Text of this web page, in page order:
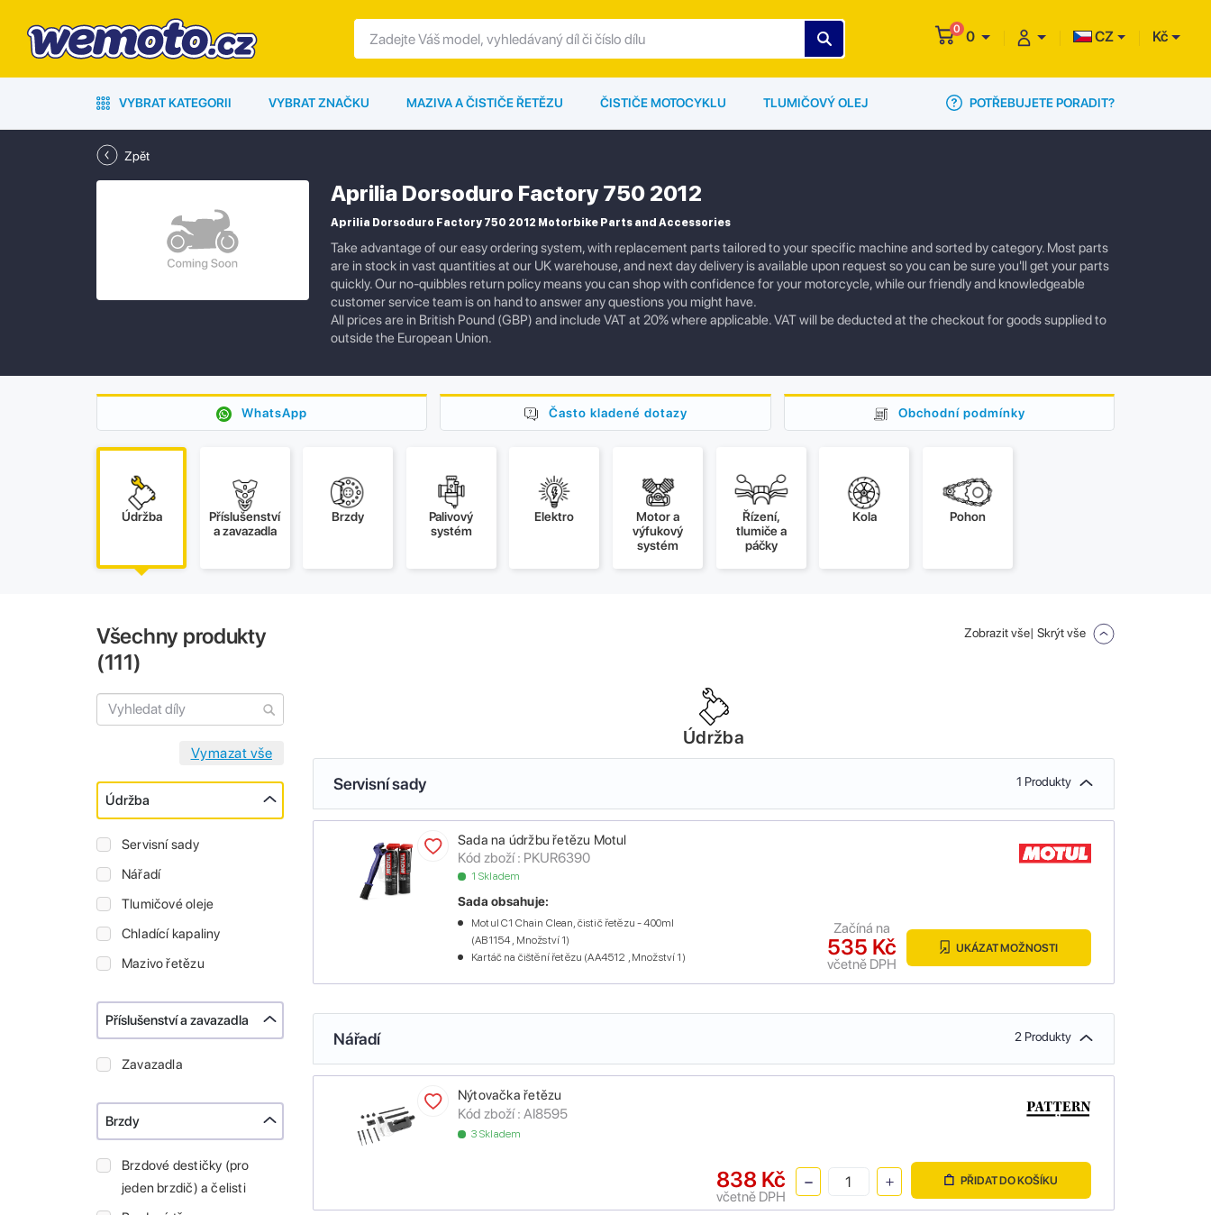
0 0 CZ Kč
VYBRAT KATEGORII VYBRAT ZNAČKU MAZIVA A ČISTIČE ŘETĚZU ČISTIČE MOTOCYKLU TLUMIČOVÝ OLEJ POTŘEBUJETE PORADIT?
Zpět
Aprilia Dorsoduro Factory 750 2012
Aprilia Dorsoduro Factory 750 2012 Motorbike Parts and Accessories
Take advantage of our easy ordering system, with replacement parts tailored to your specific machine and sorted by category. Most parts
are in stock in vast quantities at our UK warehouse, and next day delivery is available upon request so you can be sure you'll get your parts
quickly. Our no-quibbles return policy means you can shop with confidence for your motorcycle, while our friendly and knowledgeable
customer service team is on hand to answer any questions you might have.
All prices are in British Pound (GBP) and include VAT at 20% where applicable. VAT will be deducted at the checkout for goods supplied to
outside the European Union.
WhatsApp Často kladené dotazy Obchodní podmínky
Údržba
Příslušenství
a zavazadla
Brzdy
Palivový
systém
Elektro
Motor a
výfukový
systém
Řízení,
tlumiče a
páčky
Kola Pohon
Všechny produkty
(111)
Údržba
Servisní sady
Nářadí
Tlumičové oleje
Chladící kapaliny
Mazivo řetězu
Příslušenství a zavazadla
Zavazadla
Brzdy
Brzdové destičky (pro
jeden brzdič) a čelisti
Zobrazit vše| Skrýt vše
Údržba
Servisní sady 1 Produkty
Sada na údržbu řetězu Motul
Kód zboží : PKUR6390
1 Skladem
Sada obsahuje:
Motul C1 Chain Clean, čistič řetězu - 400ml
(AB1154 , Množství 1)
Kartáč na čištění řetězu (AA4512 , Množství 1)
535 Kč
včetně DPH
Začíná na
UKÁZAT MOŽNOSTI
Nářadí 2 Produkty
Nýtovačka řetězu
Kód zboží : AI8595
3 Skladem
838 Kč
včetně DPH
PŘIDAT DO KOŠÍKU